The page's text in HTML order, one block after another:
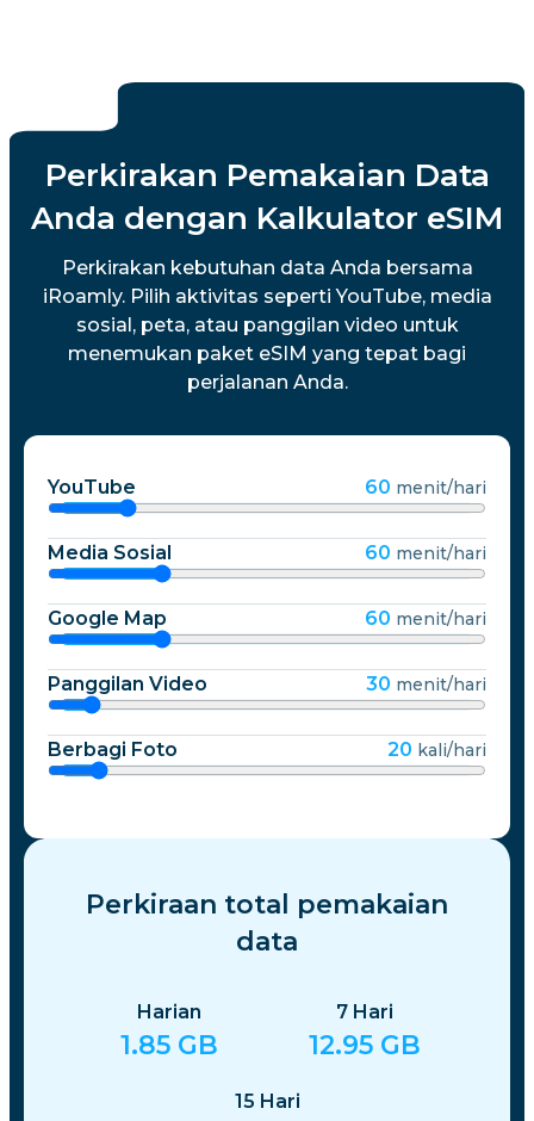
Perkirakan Pemakaian Data
Anda dengan Kalkulator eSIM
Perkirakan kebutuhan data Anda bersama
iRoamly. Pilih aktivitas seperti YouTube, media
sosial, peta, atau panggilan video untuk
menemukan paket eSIM yang tepat bagi
perjalanan Anda.
YouTube 60 menit/hari
Media Sosial 60 menit/hari
Google Map 60 menit/hari
Panggilan Video 30 menit/hari
Berbagi Foto 20 kali/hari
Perkiraan total pemakaian
data
Harian
1.85 GB
7 Hari
12.95 GB
15 Hari